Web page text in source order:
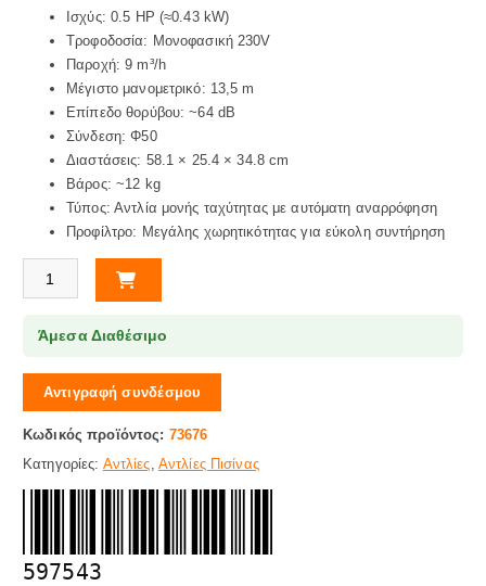
Ισχύς: 0.5 HP (≈0.43 kW)
Τροφοδοσία: Μονοφασική 230V
Παροχή: 9 m³/h
Μέγιστο μανομετρικό: 13,5 m
Επίπεδο θορύβου: ~64 dB
Σύνδεση: Φ50
Διαστάσεις: 58.1 × 25.4 × 34.8 cm
Βάρος: ~12 kg
Τύπος: Αντλία μονής ταχύτητας με αυτόματη αναρρόφηση
Προφίλτρο: Μεγάλης χωρητικότητας για εύκολη συντήρηση
Αντλία Πισίνας Verdon ES 0,5HP - 1Φ 230V, 430W, 9m3/h Astral Pool
Άμεσα Διαθέσιμο
Αντιγραφή συνδέσμου
Κωδικός προϊόντος: 73676
Κατηγορίες: Αντλίες Αντλίες Πισίνας
597543